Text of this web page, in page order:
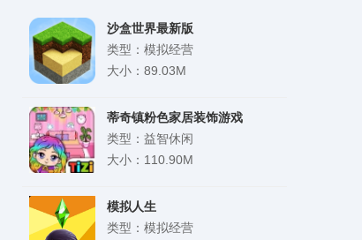
沙盒世界最新版
类型：模拟经营
大小：89.03M
蒂奇镇粉色家居装饰游戏
类型：益智休闲
大小：110.90M
模拟人生
类型：模拟经营